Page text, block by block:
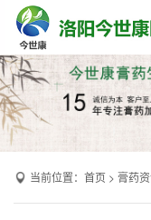
当前位置： 首页 > 膏药